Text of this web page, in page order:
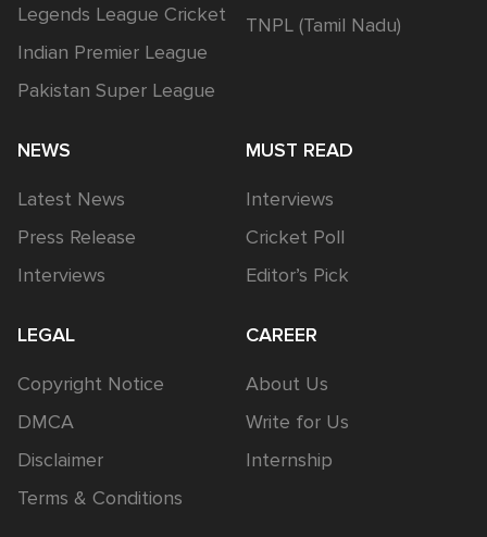
Legends League Cricket
Indian Premier League
Pakistan Super League
TNPL (Tamil Nadu)
NEWS
Latest News
Press Release
Interviews
MUST READ
Interviews
Cricket Poll
Editor’s Pick
LEGAL
Copyright Notice
DMCA
Disclaimer
Terms & Conditions
CAREER
About Us
Write for Us
Internship